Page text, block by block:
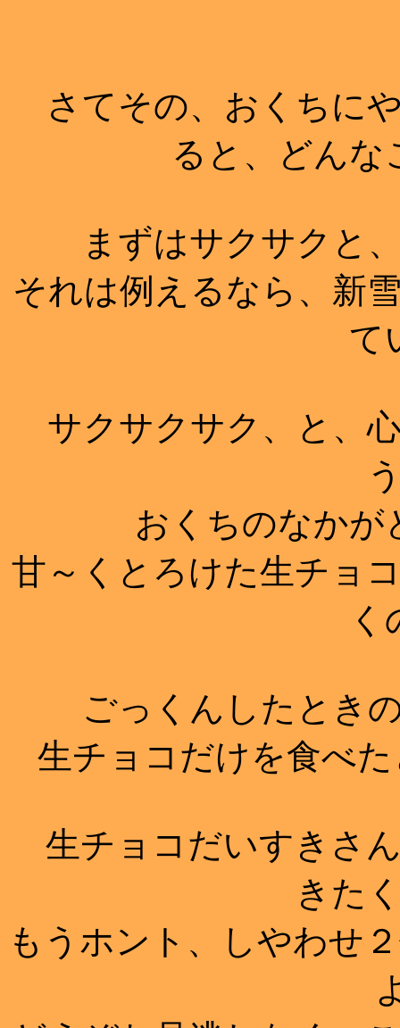
さてその、おくちに
ると、どんな
まずはサクサクと
それは例えるなら、新
て
サクサクサク、と、
おくちのなかが
甘～くとろけた生チョ
く
ごっくんしたとき
生チョコだけを食べ
生チョコだいすきさ
きた
もうホント、しやわせ